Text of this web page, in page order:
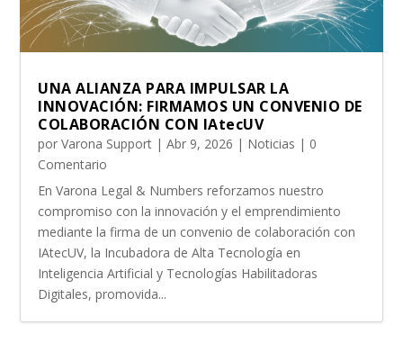
UNA ALIANZA PARA IMPULSAR LA
INNOVACIÓN: FIRMAMOS UN CONVENIO DE
COLABORACIÓN CON IAtecUV
porVarona Support |Abr 9, 2026 | Noticias | 0
Comentario
En Varona Legal & Numbers reforzamos nuestro
compromiso con la innovación y el emprendimiento
mediante la firma de un convenio de colaboración con
IAtecUV, la Incubadora de Alta Tecnología en
Inteligencia Artificial y Tecnologías Habilitadoras
Digitales, promovida...